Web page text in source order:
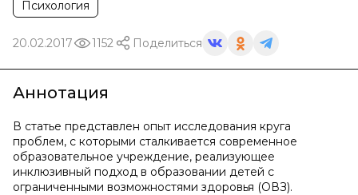
Психология
20.02.2017 1152 Поделиться
Аннотация
В статье представлен опыт исследования круга
проблем, с которыми сталкивается современное
образовательное учреждение, реализующее
инклюзивный подход в образовании детей с
ограниченными возможностями здоровья (ОВЗ).